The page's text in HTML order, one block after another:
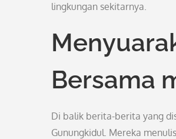
lingkungan sekitarnya.
Bersama
Di balik berita-berita yang
Gunungkidul. Mereka